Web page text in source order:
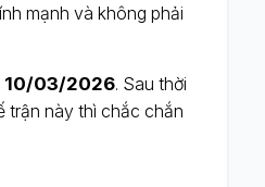
mạnh và không phải
03/2026. Sau thời
trận này thì chắc chắn